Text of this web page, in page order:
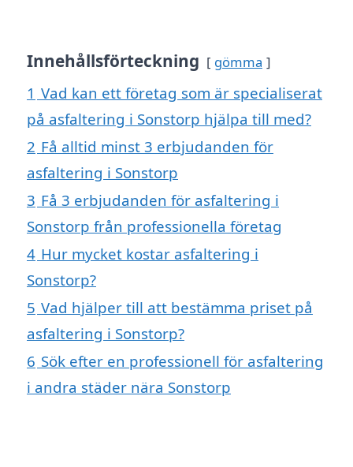
Innehållsförteckning gömma
1 Vad kan ett företag som är specialiserat
på asfaltering i Sonstorp hjälpa till med?
2 Få alltid minst 3 erbjudanden för
asfaltering i Sonstorp
3 Få 3 erbjudanden för asfaltering i
Sonstorp från professionella företag
4 Hur mycket kostar asfaltering i
Sonstorp?
5 Vad hjälper till att bestämma priset på
asfaltering i Sonstorp?
6 Sök efter en professionell för asfaltering
i andra städer nära Sonstorp